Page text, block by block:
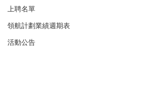
上聘名單
領航計劃業績週期表
活動公告